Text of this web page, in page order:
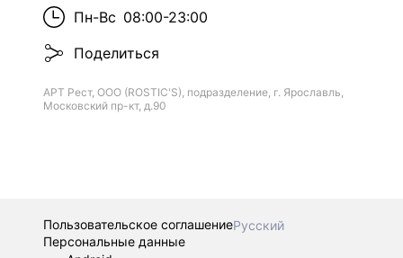
Пн-Вс 08:00-23:00
Поделиться
АРТ Рест, ООО (ROSTIC'S), подразделение, г. Ярославль,
Московский пр-кт, д.90
Пользовательское соглашениеРусский
Персональные данные